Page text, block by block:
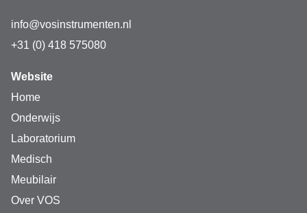
- Afmetingen: 175x51x25 mm
-  Nauwkeurigheid: ± 0,2 pH
-  Resolutie: 0,01 pH
info@vosinstrumenten.nl
+31 (0) 418 575080
Website
Home
Onderwijs
Laboratorium
Medisch
Meubilair
Over VOS